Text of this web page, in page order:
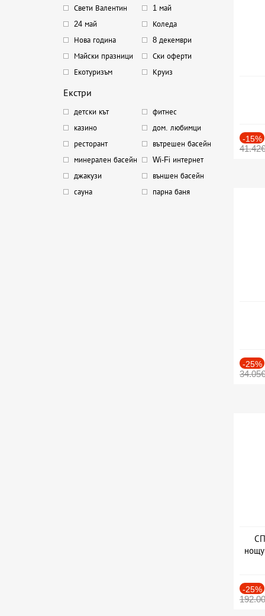
Свети Валентин
1 май
24 май
Коледа
Нова година
8 декември
Майски празници
Ски оферти
Екотуризъм
Круиз
Екстри
детски кът
фитнес
казино
дом. любимци
ресторант
вътрешен басейн
минерален басейн
Wi-Fi интернет
джакузи
външен басейн
сауна
парна баня
-15%
41.42€
-25%
34.05€
-25%